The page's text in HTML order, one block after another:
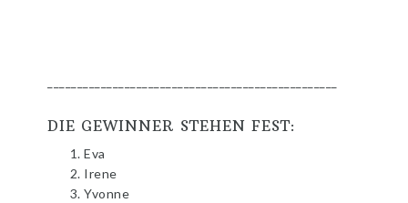
DIE GEWINNER STEHEN FEST:
Eva
Irene
Yvonne